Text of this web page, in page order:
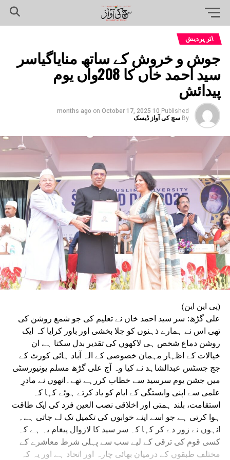
اتر پردیش
جوش و خروش کے ساتھ منایاگیاسر
سید احمد خاں کا 208واں یوم
پیدائش
Published
10 months ago
on October 17, 2025
By سچ کی آواز ڈیسک
(پی این این)
علی گڑھ: سر سید احمد خاں نے تعلیم کی جو شمع روشن کی
تھی اس نے ہمارے ذہنوں کو جلا بخشی اور باور کرایا کہ ایک
روشن دماغ شخص ہی لاکھوں کی تقدیر بدل سکتا ہے ان
خیالات کے اظہار مہمان خصوصی کے الہ آباد ہائی کورٹ کے
جج جسٹس عبدالشاہد نے کیا وہ آج علی گڑھ مسلم یونیورسٹی
میں جشن یوم سرسید سے خطاب کررہے تھے۔انھوں نے مادرِ
علمی سے اپنی وابستگی کے ایام کو یاد کرتے ہوئے کہا کہ
استقامت، بلند ہمتی اور اخلاقی نصب العین فرد کی ایک طاقت
ہوا کرتی ہے جو اسے اپنے خوابوں کی تکمیل تک لے جاتی ہے۔
انہوں نے زور دے کر کہا کہ سر سید کا لازوال پیغام یہ ہے کہ
کسی قوم کی ترقی کے لیے سب سے پہلی شرط معاشرے کے
مختلف طبقوں کے درمیان بھائی چارہ اور اتحاد ہے اور یہ کہ